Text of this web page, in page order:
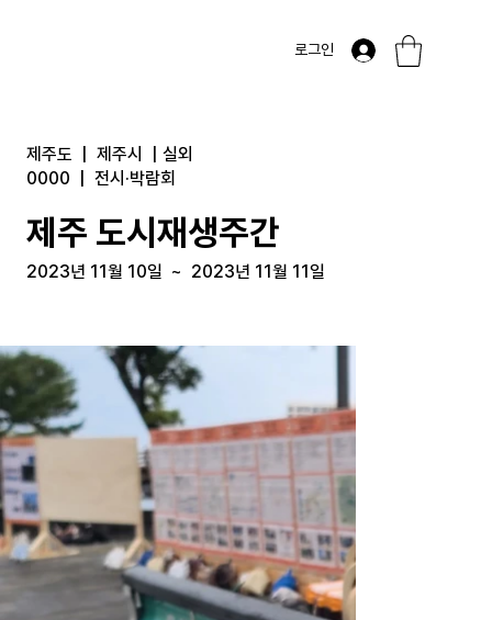
로그인
제주도 제주시
실외
0000
전시·박람회
제주 도시재생주간
2023년 11월 10일 ~ 2023년 11월 11일